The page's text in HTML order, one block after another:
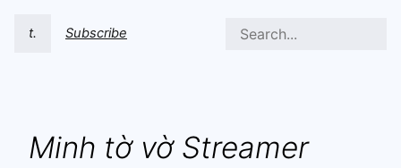
t. Subscribe
Minh tờ vờ Streamer